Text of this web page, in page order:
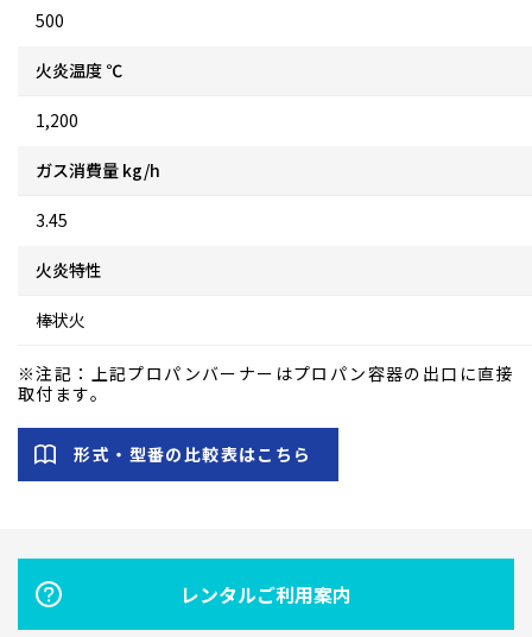
500
火炎温度 ℃
1,200
ガス消費量 kg/h
3.45
火炎特性
棒状火
※注記：上記プロパンバーナーはプロパン容器の出口に直接
取付ます。
形式・型番の比較表はこちら
レンタルご利用案内